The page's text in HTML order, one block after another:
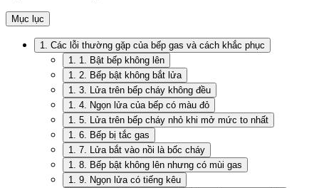
Mục lục
1. Các lỗi thường gặp của bếp gas và cách khắc phục
1. 1. Bật bếp không lên
1. 2. Bếp bật không bắt lửa
1. 3. Lửa trên bếp cháy không đều
1. 4. Ngọn lửa của bếp có màu đỏ
1. 5. Lửa trên bếp cháy nhỏ khi mở mức to nhất
1. 6. Bếp bị tắc gas
1. 7. Lửa bắt vào nồi là bốc cháy
1. 8. Bếp bật không lên nhưng có mùi gas
1. 9. Ngọn lửa có tiếng kêu